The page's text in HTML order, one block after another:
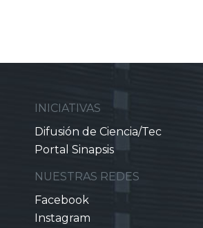
INICIATIVAS
Difusión de Ciencia/Tec
Portal Sinapsis
NUESTRAS REDES
Facebook
Instagram